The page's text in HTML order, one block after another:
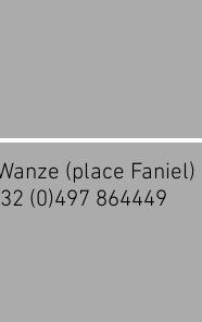
(place Faniel)
(0)497 864449